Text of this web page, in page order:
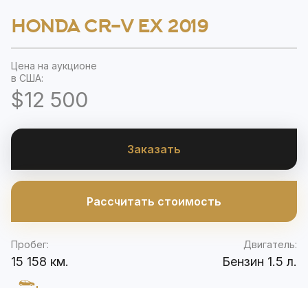
HONDA CR-V EX 2019
Цена на аукционе
в США:
$12 500
Заказать
Рассчитать стоимость
Пробег:
15 158 км.
Двигатель:
Бензин 1.5 л.